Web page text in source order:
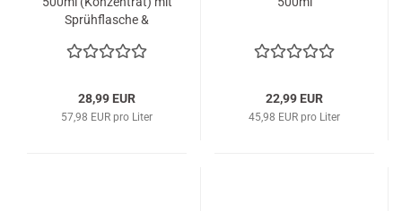
Sprühflasche &
28,99 EUR
57,98 EUR pro Liter
22,99 EUR
45,98 EUR pro Liter